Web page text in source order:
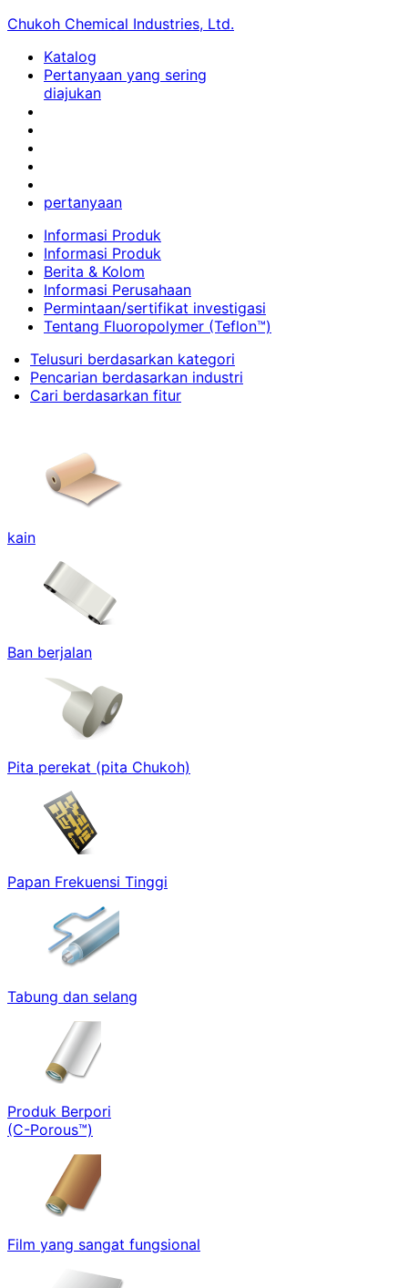
Chukoh Chemical Industries, Ltd.
Katalog
Pertanyaan yang sering
diajukan
pertanyaan
Informasi Produk
Informasi Produk
Berita & Kolom
Informasi Perusahaan
Permintaan/sertifikat investigasi
Tentang Fluoropolymer (Teflon™)
Telusuri berdasarkan kategori
Pencarian berdasarkan industri
Cari berdasarkan fitur
kain
Ban berjalan
Pita perekat (pita Chukoh)
Papan Frekuensi Tinggi
Tabung dan selang
Produk Berpori
(C-Porous™)
Film yang sangat fungsional